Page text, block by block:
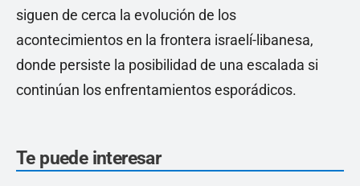
siguen de cerca la evolución de los
acontecimientos en la frontera israelí-libanesa,
donde persiste la posibilidad de una escalada si
continúan los enfrentamientos esporádicos.
Te puede interesar